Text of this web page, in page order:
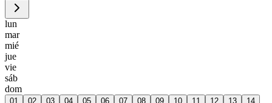
lun
mar
mié
jue
vie
sáb
dom
01 02 03 04 05 06 07 08 09 10 11 12 13 14